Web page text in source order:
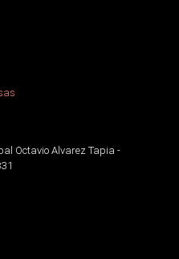
Octavio Alvarez Tapia -